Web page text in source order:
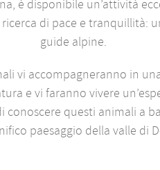
è disponibile un’attività
di pace e tranquillità:
guide alpine.
vi accompagneranno in
e vi faranno vivere
conoscere questi animali a
paesaggio della valle di